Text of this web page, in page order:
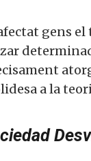
gens el
a la